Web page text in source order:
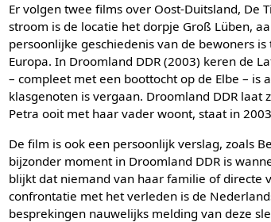
Er volgen twee films over Oost-Duitsland, De
stroom is de locatie het dorpje Groß Lüben,
persoonlijke geschiedenis van de bewoners
Europa. In Droomland DDR (2003) keren de
– compleet met een boottocht op de Elbe –
klasgenoten is vergaan. Droomland DDR
Petra ooit met haar vader woont, staat in
De film is ook een persoonlijk verslag, zoals
bijzonder moment in Droomland DDR is
blijkt dat niemand van haar familie of directe
confrontatie met het verleden is de
besprekingen nauwelijks melding van deze